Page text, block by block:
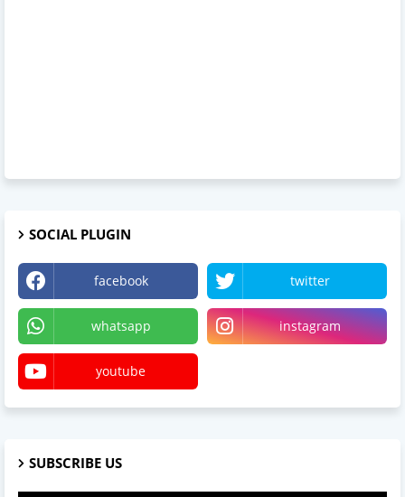
SOCIAL PLUGIN
facebook twitter
whatsapp instagram
youtube
SUBSCRIBE US